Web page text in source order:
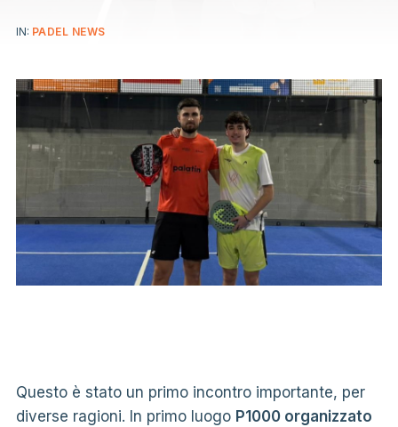
IN: PADEL NEWS
Questo è stato un primo incontro importante, per
diverse ragioni. In primo luogo P1000 organizzato